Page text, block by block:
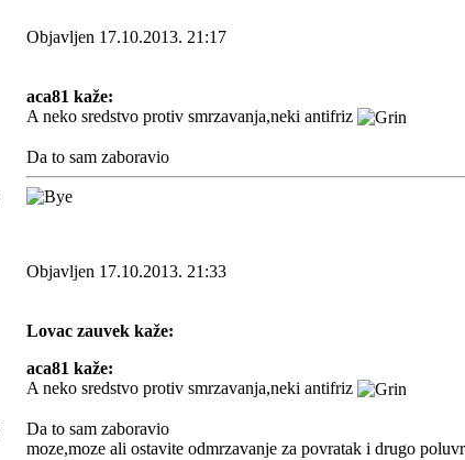
Objavljen 17.10.2013. 21:17
aca81 kaže:
A neko sredstvo protiv smrzavanja,neki antifriz
Da to sam zaboravio
Objavljen 17.10.2013. 21:33
Lovac zauvek kaže:
aca81 kaže:
A neko sredstvo protiv smrzavanja,neki antifriz
Da to sam zaboravio
moze,moze ali ostavite odmrzavanje za povratak i drugo